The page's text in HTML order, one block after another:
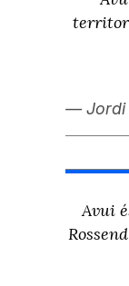
— Jordi
Avui